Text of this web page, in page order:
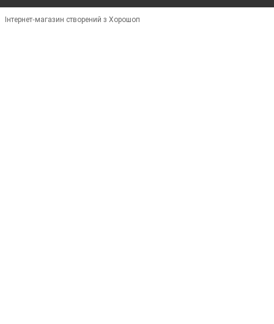
Інтернет-магазин створений з Хорошоп